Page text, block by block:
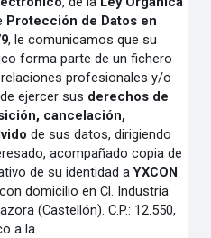
Protección de Datos en
, le comunicamos que su
forma parte de un fichero
profesionales y/o
ejercer sus derechos de
cancelación,
de sus datos, dirigiendo
acompañado copia de
de su identidad aYXCON
domicilio en Cl. Industria
(Castellón). C.P.: 12.550,
a la